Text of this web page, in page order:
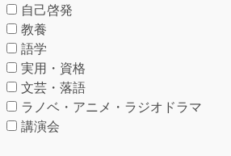
自己啓発
教養
語学
実用・資格
文芸・落語
ラノベ・アニメ・ラジオドラマ
講演会